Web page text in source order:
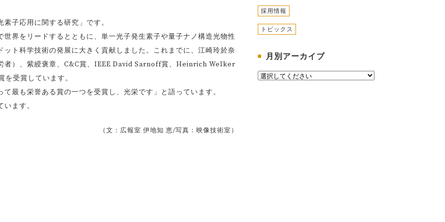
子応用に関する研究」です。
界をリードするとともに、単一光子発生素子や量子ナノ構造光物性
ト科学技術の発展に大きく貢献しました。これまでに、江崎玲於奈
者）、紫綬褒章、C&C賞、IEEE David Sarnoff賞、Heinrich Welker
受賞しています。
最も栄誉ある賞の一つを受賞し、光栄です」と語っています。
ます。
（文：広報室 伊地知 恵/写真：映像技術室）
採用情報
トピックス
月別アーカイブ